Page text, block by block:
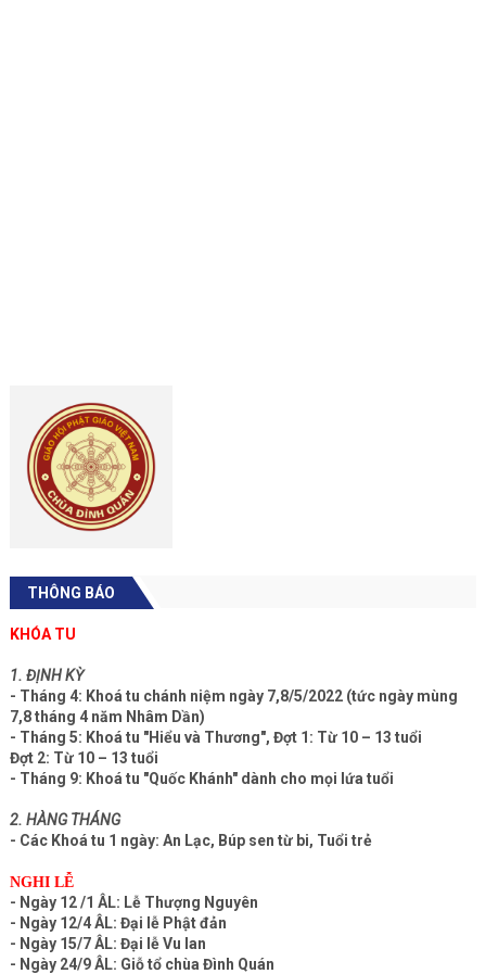
THÔNG BÁO
KHÓA TU
1. ĐỊNH KỲ
- Tháng 4: Khoá tu chánh niệm ngày 7,8/5/2022 (tức ngày mùng
7,8 tháng 4 năm Nhâm Dần)
- Tháng 5: Khoá tu "Hiểu và Thương", Đợt 1: Từ 10 – 13 tuổi
Đợt 2: Từ 10 – 13 tuổi
- Tháng 9: Khoá tu "Quốc Khánh" dành cho mọi lứa tuổi
2. HÀNG THÁNG
- Các Khoá tu 1 ngày: An Lạc, Búp sen từ bi, Tuổi trẻ
NGHI LỄ
- Ngày 12 /1 ÂL: Lễ Thượng Nguyên
- Ngày 12/4 ÂL: Đại lễ Phật đản
- Ngày 15/7 ÂL: Đại lễ Vu lan
- Ngày 24/9 ÂL: Giỗ tổ chùa Đình Quán